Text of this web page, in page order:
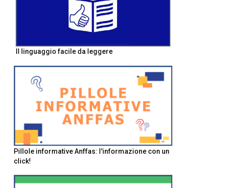
Il linguaggio facile da leggere
Pillole informative Anffas: l'informazione con un
click!